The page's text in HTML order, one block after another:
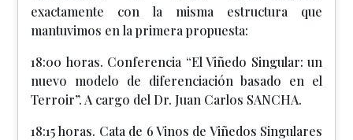
exactamente con la misma estructura que
mantuvimos en la primera propuesta:
18:00 horas. Conferencia “El Viñedo Singular: un
nuevo modelo de diferenciación basado en el
Terroir”. A cargo del Dr. Juan Carlos SANCHA.
18:15 horas. Cata de 6 Vinos de Viñedos Singulares